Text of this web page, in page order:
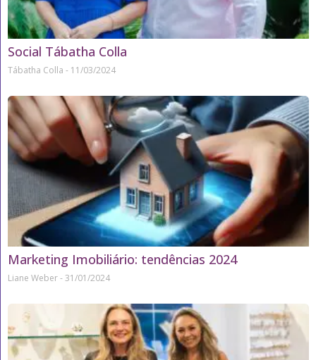
Social Tábatha Colla
Tábatha Colla 11/03/2024
Marketing Imobiliário: tendências 2024
Liane Weber 31/01/2024